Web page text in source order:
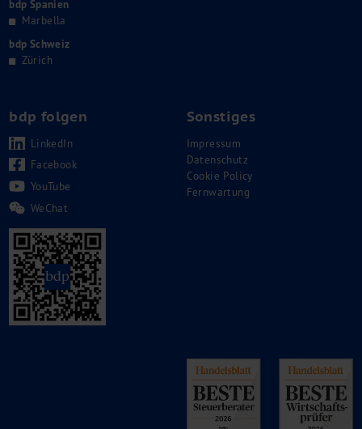
bdp Spanien
Marbella
bdp Schweiz
Zürich
bdp folgen
LinkedIn
Facebook
YouTube
WeChat
Sonstiges
Impressum
Datenschutz
Cookie Policy
Fernwartung